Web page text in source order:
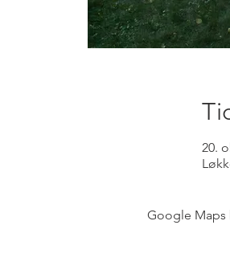
20.
Google Maps